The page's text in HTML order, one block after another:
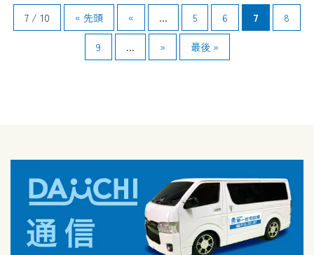
7 / 10 « 先頭 « ... 5 6 7 8
9 ... » 最後 »